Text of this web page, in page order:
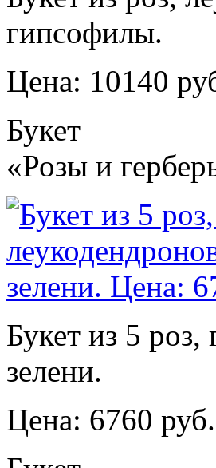
гипсофилы.
Цена: 10140
Букет
«Розы и
Букет из 5 роз,
зелени.
Цена: 6760 руб.